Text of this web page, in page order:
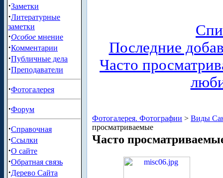
·Заметки
·Литературные
заметки
·Особое мнение
·Комментарии
·Публичные дела
·Преподаватели
·Фотогалерея
·Форум
·Справочная
·Ссылки
·О сайте
·Обратная связь
·Дерево Сайта
Последние
Часто
Фотогалерея. Фотографии > Виды
просматриваемые
Часто